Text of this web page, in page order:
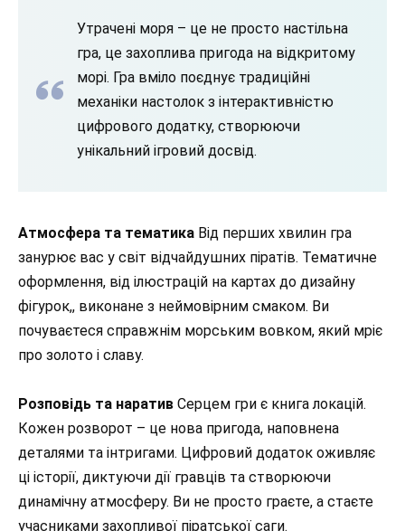
Утрачені моря – це не просто настільна
гра, це захоплива пригода на відкритому
морі. Гра вміло поєднує традиційні
механіки настолок з інтерактивністю
цифрового додатку, створюючи
унікальний ігровий досвід.
Атмосфера та тематика Від перших хвилин гра
занурює вас у світ відчайдушних піратів. Тематичне
оформлення, від ілюстрацій на картах до дизайну
фігурок,, виконане з неймовірним смаком. Ви
почуваєтеся справжнім морським вовком, який мріє
про золото і славу.
Розповідь та наратив Серцем гри є книга локацій.
Кожен розворот – це нова пригода, наповнена
деталями та інтригами. Цифровий додаток оживляє
ці історії, диктуючи дії гравців та створюючи
динамічну атмосферу. Ви не просто граєте, а стаєте
учасниками захопливої піратської саги.